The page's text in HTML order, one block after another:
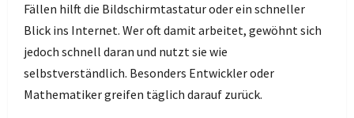
Fällen hilft die Bildschirmtastatur oder ein schneller
Blick ins Internet. Wer oft damit arbeitet, gewöhnt sich
jedoch schnell daran und nutzt sie wie
selbstverständlich. Besonders Entwickler oder
Mathematiker greifen täglich darauf zurück.